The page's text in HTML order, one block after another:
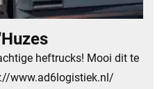
heftrucks! Mooi dit te
www.ad6logistiek.nl/